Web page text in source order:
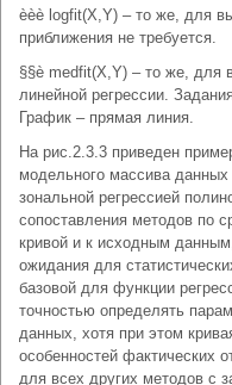
èèè logfit(X,Y) – то же, для
приближения не требуется.
§§è medfit(X,Y) – то же, для
линейной регрессии.
График – прямая линия.
На рис.2.3.3 приведен
модельного массива данных
зональной регрессией
сопоставления методов по
кривой и к исходным
ожидания для
базовой для функции
точностью определять
данных, хотя при этом
особенностей фактических
для всех других методов с